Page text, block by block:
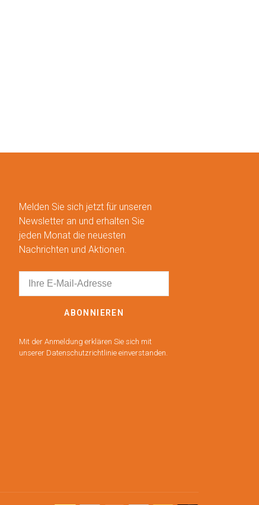
Melden Sie sich jetzt für unseren
Newsletter an und erhalten Sie
jeden Monat die neuesten
Nachrichten und Aktionen.
ABONNIEREN
Mit der Anmeldung erklären Sie sich mit
unserer Datenschutzrichtlinie einverstanden.